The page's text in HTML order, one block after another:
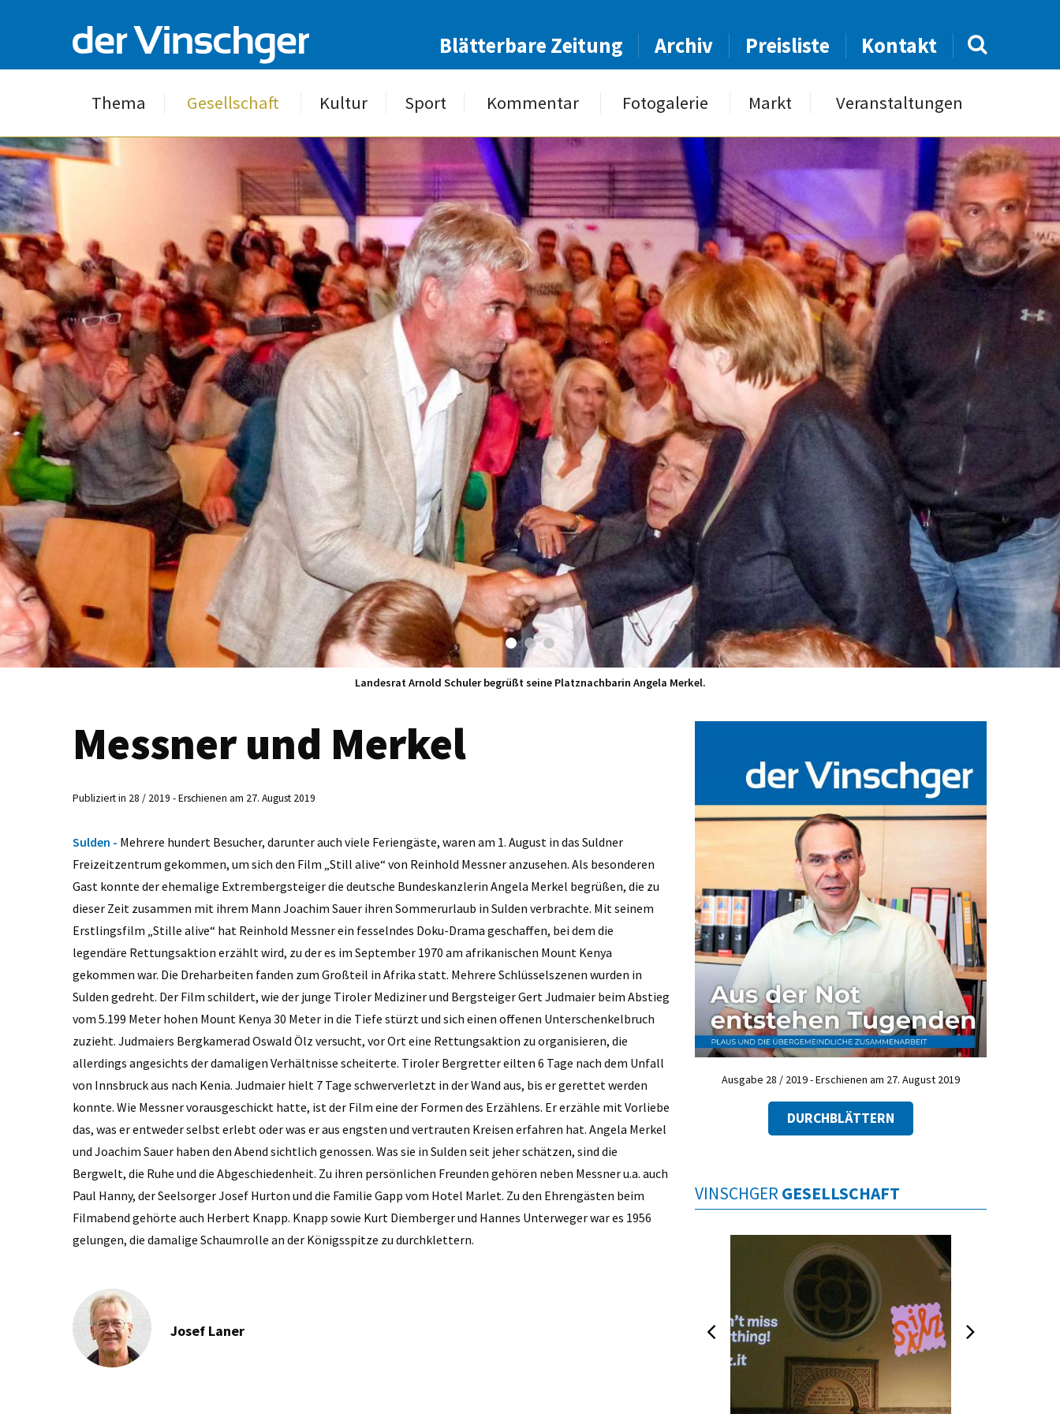
Blätterbare Zeitung Archiv Preisliste Kontakt
Thema Gesellschaft Kultur Sport Kommentar Fotogalerie Markt Veranstaltungen
Landesrat Arnold Schuler begrüßt seine Platznachbarin Angela Merkel.
Messner und Merkel
Publiziert in 28 / 2019 - Erschienen am 27. August 2019
Sulden - Mehrere hundert Besucher, darunter auch viele Feriengäste, waren am 1. August in das Suldner
Freizeitzentrum gekommen, um sich den Film „Still alive“ von Reinhold Messner anzusehen. Als besonderen
Gast konnte der ehemalige Extrembergsteiger die deutsche Bundeskanzlerin Angela Merkel begrüßen, die zu
dieser Zeit zusammen mit ihrem Mann Joachim Sauer ihren Sommerurlaub in Sulden verbrachte. Mit seinem
Erstlingsfilm „Stille alive“ hat Reinhold Messner ein fesselndes Doku-Drama geschaffen, bei dem die
legendäre Rettungsaktion erzählt wird, zu der es im September 1970 am afrikanischen Mount Kenya
gekommen war. Die Dreharbeiten fanden zum Großteil in Afrika statt. Mehrere Schlüsselszenen wurden in
Sulden gedreht. Der Film schildert, wie der junge Tiroler Mediziner und Bergsteiger Gert Judmaier beim Abstieg
vom 5.199 Meter hohen Mount Kenya 30 Meter in die Tiefe stürzt und sich einen offenen Unterschenkelbruch
zuzieht. Judmaiers Bergkamerad Oswald Ölz versucht, vor Ort eine Rettungsaktion zu organisieren, die
allerdings angesichts der damaligen Verhältnisse scheiterte. Tiroler Bergretter eilten 6 Tage nach dem Unfall
von Innsbruck aus nach Kenia. Judmaier hielt 7 Tage schwerverletzt in der Wand aus, bis er gerettet werden
konnte. Wie Messner vorausgeschickt hatte, ist der Film eine der Formen des Erzählens. Er erzähle mit Vorliebe
das, was er entweder selbst erlebt oder was er aus engsten und vertrauten Kreisen erfahren hat. Angela Merkel
und Joachim Sauer haben den Abend sichtlich genossen. Was sie in Sulden seit jeher schätzen, sind die
Bergwelt, die Ruhe und die Abgeschiedenheit. Zu ihren persönlichen Freunden gehören neben Messner u.a. auch
Paul Hanny, der Seelsorger Josef Hurton und die Familie Gapp vom Hotel Marlet. Zu den Ehrengästen beim
Filmabend gehörte auch Herbert Knapp. Knapp sowie Kurt Diemberger und Hannes Unterweger war es 1956
gelungen, die damalige Schaumrolle an der Königsspitze zu durchklettern.
Josef Laner
Ausgabe 28 / 2019 - Erschienen am 27. August 2019
DURCHBLÄTTERN
VINSCHGER GESELLSCHAFT